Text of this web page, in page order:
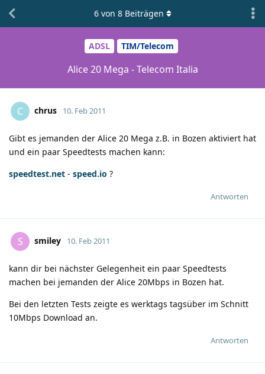
ADSL TIM/Telecom
Alice 20 Mega - Telecom Italia
6von 8Beiträgen
C chrus 10. Feb 2011
Gibt es jemanden der Alice 20 Mega z.B. in Bozen aktiviert hat
und ein paar Speedtests machen kann:
speedtest.net - speed.io ?
Antworten
S smiley 10. Feb 2011
kann dir bei nächster Gelegenheit ein paar Speedtests
machen bei jemanden der Alice 20Mbps in Bozen hat.
Bei den letzten Tests zeigte es werktags tagsüber im Schnitt
10Mbps Download an.
Antworten